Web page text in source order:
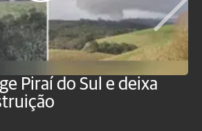
Piraí do Sul e deixa